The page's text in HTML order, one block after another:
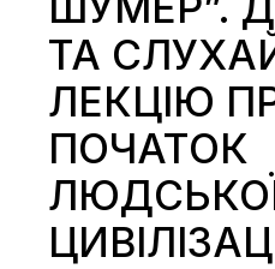
ТА
ЛЕКЦІЮ
ПОЧАТОК